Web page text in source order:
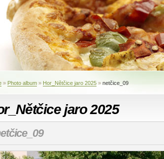
» Photo album » Hor_Nětčice jaro 2025 » netčice_09
jaro 2025